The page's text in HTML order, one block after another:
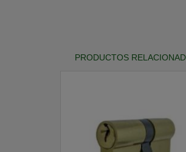
PRODUCTOS